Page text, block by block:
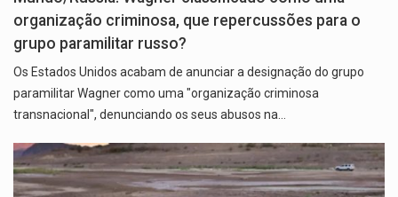
organização criminosa, que repercussões para o
grupo paramilitar russo?
Os Estados Unidos acabam de anunciar a designação do grupo
paramilitar Wagner como uma "organização criminosa
transnacional", denunciando os seus abusos na…